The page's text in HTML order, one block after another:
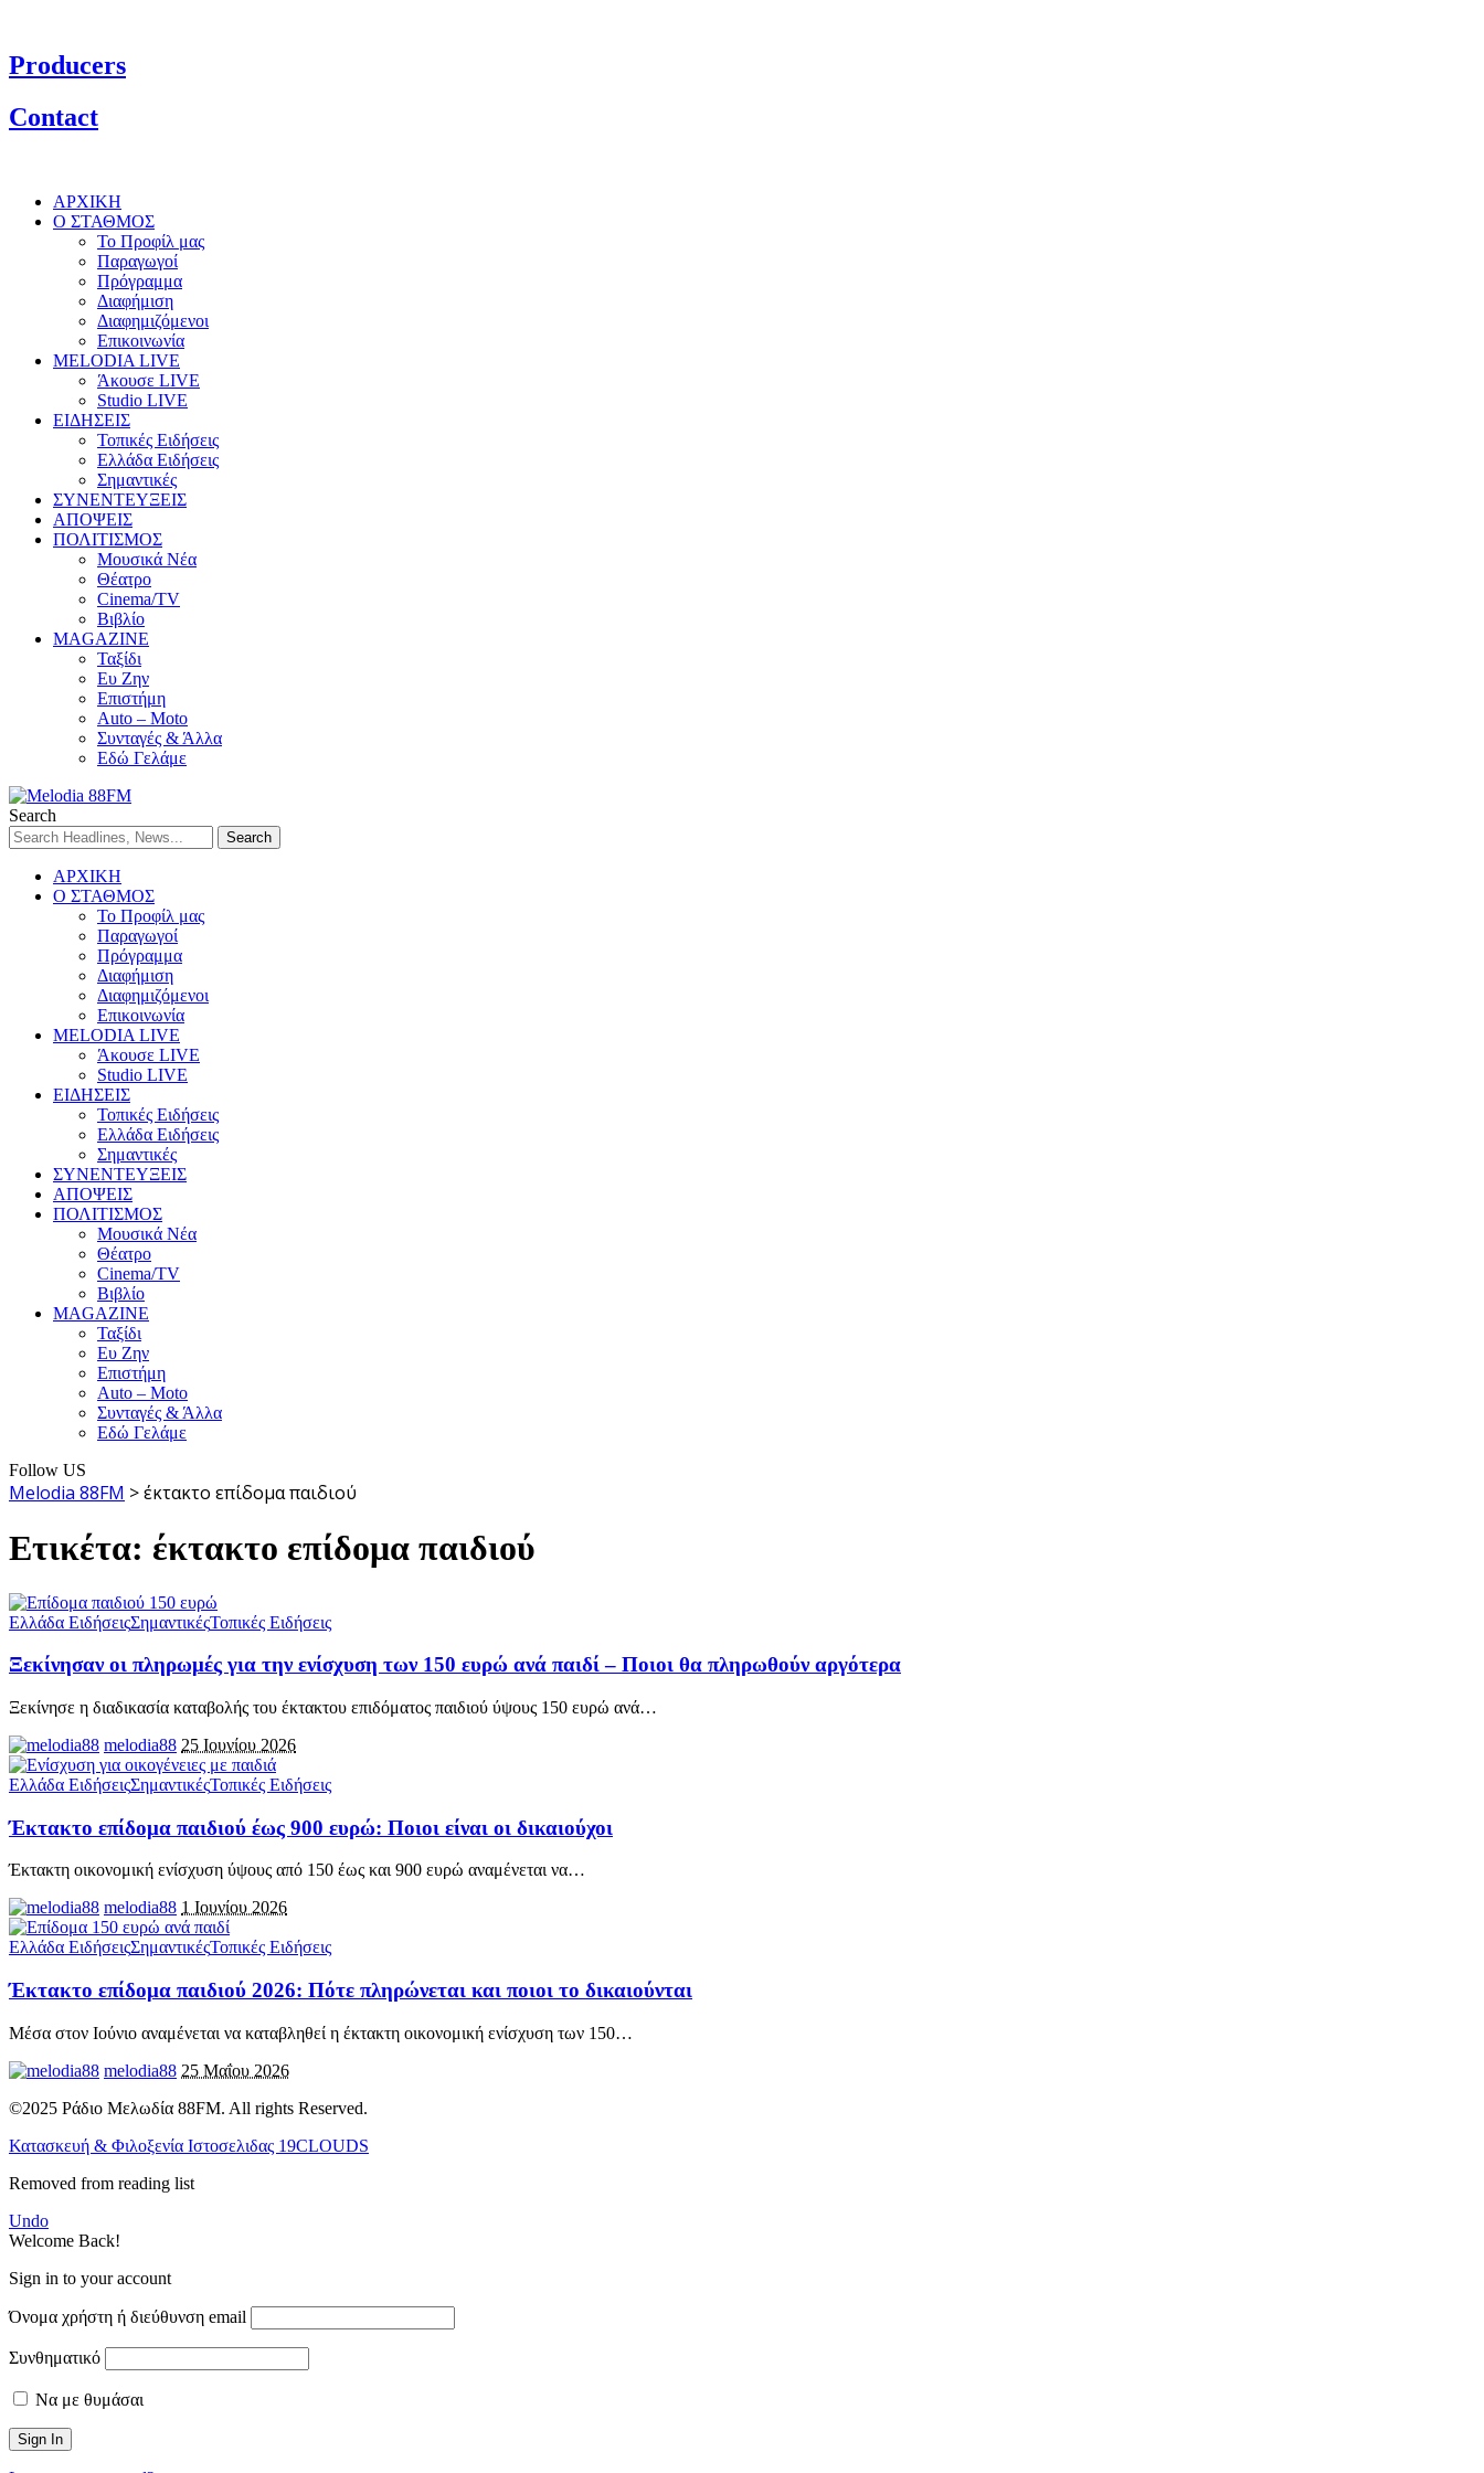
Producers
Contact
ΑΡΧΙΚΗ
Ο ΣΤΑΘΜΟΣ
Το Προφίλ μας
Παραγωγοί
Πρόγραμμα
Διαφήμιση
Διαφημιζόμενοι
Επικοινωνία
MELODIA LIVE
Άκουσε LIVE
Studio LIVE
ΕΙΔΗΣΕΙΣ
Τοπικές Ειδήσεις
Ελλάδα Ειδήσεις
Σημαντικές
ΣΥΝΕΝΤΕΥΞΕΙΣ
ΑΠΟΨΕΙΣ
ΠΟΛΙΤΙΣΜΟΣ
Μουσικά Νέα
Θέατρο
Cinema/TV
Βιβλίο
MAGAZINE
Ταξίδι
Ευ Ζην
Επιστήμη
Auto – Moto
Συνταγές & Άλλα
Εδώ Γελάμε
Search
ΑΡΧΙΚΗ
Ο ΣΤΑΘΜΟΣ
Το Προφίλ μας
Παραγωγοί
Πρόγραμμα
Διαφήμιση
Διαφημιζόμενοι
Επικοινωνία
MELODIA LIVE
Άκουσε LIVE
Studio LIVE
ΕΙΔΗΣΕΙΣ
Τοπικές Ειδήσεις
Ελλάδα Ειδήσεις
Σημαντικές
ΣΥΝΕΝΤΕΥΞΕΙΣ
ΑΠΟΨΕΙΣ
ΠΟΛΙΤΙΣΜΟΣ
Μουσικά Νέα
Θέατρο
Cinema/TV
Βιβλίο
MAGAZINE
Ταξίδι
Ευ Ζην
Επιστήμη
Auto – Moto
Συνταγές & Άλλα
Εδώ Γελάμε
Follow US
Melodia 88FM >έκτακτο επίδομα παιδιού
Ετικέτα: έκτακτο επίδομα παιδιού
Ελλάδα ΕιδήσειςΣημαντικέςΤοπικές Ειδήσεις
Ξεκίνησαν οι πληρωμές για την ενίσχυση των 150 ευρώ ανά παιδί – Ποιοι θα πληρωθούν αργότερα
Ξεκίνησε η διαδικασία καταβολής του έκτακτου επιδόματος παιδιού ύψους 150 ευρώ ανά…
melodia88 25 Ιουνίου 2026
Ελλάδα ΕιδήσειςΣημαντικέςΤοπικές Ειδήσεις
Έκτακτο επίδομα παιδιού έως 900 ευρώ: Ποιοι είναι οι δικαιούχοι
Έκτακτη οικονομική ενίσχυση ύψους από 150 έως και 900 ευρώ αναμένεται να…
melodia88 1 Ιουνίου 2026
Ελλάδα ΕιδήσειςΣημαντικέςΤοπικές Ειδήσεις
Έκτακτο επίδομα παιδιού 2026: Πότε πληρώνεται και ποιοι το δικαιούνται
Μέσα στον Ιούνιο αναμένεται να καταβληθεί η έκτακτη οικονομική ενίσχυση των 150…
melodia88 25 Μαΐου 2026
©2025 Ράδιο Μελωδία 88FM. All rights Reserved.
Κατασκευή & Φιλοξενία Ιστοσελιδας 19CLOUDS
Removed from reading list
Undo
Welcome Back!
Sign in to your account
Όνομα χρήστη ή διεύθυνση email
Συνθηματικό
Να με θυμάσαι